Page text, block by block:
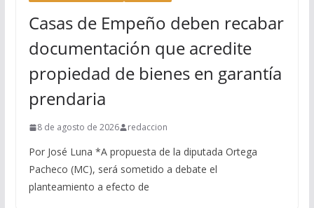
Casas de Empeño deben recabar
documentación que acredite
propiedad de bienes en garantía
prendaria
8 de agosto de 2026 redaccion
Por José Luna *A propuesta de la diputada Ortega
Pacheco (MC), será sometido a debate el
planteamiento a efecto de